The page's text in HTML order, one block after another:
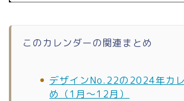
このカレンダーの関連まとめ
デザインNo.22の2024年カ
め（1月〜12月）